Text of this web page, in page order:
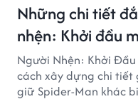
Những chi tiết
nhện: Khởi đầu
Người Nhện: Khởi
cách xây dựng chi tiết
giữ Spider-Man khác